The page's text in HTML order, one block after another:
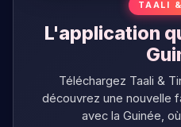
découvrez une nouvelle
avec la Guinée,